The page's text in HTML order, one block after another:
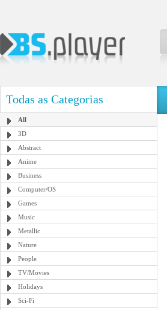
Todas as Categorias
All
3D
Abstract
Anime
Business
Computer/OS
Games
Music
Metallic
Nature
People
TV/Movies
Holidays
Sci-Fi